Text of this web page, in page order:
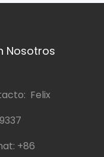
Nosotros
Felix
+86